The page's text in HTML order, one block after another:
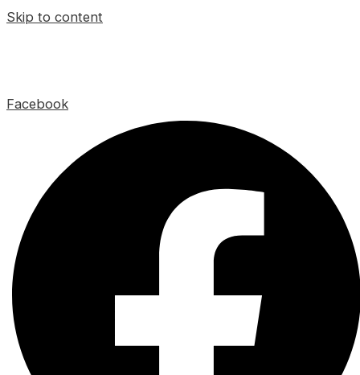
Skip to content
Facebook